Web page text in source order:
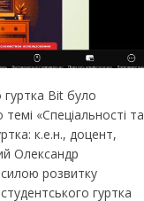
Bit було
«Спеціальності та
к.е.н., доцент,
Олександр
силою розвитку
гуртка